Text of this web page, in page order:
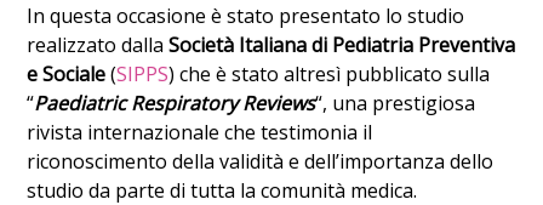
In questa occasione è stato presentato lo studio
realizzato dallaSocietà Italiana di Pediatria Preventiva
e Sociale(SIPPS) che è stato altresì pubblicato sulla
“Paediatric Respiratory Reviews“, una prestigiosa
rivista internazionale che testimonia il
riconoscimento della validità e dell’importanza dello
studio da parte di tutta la comunità medica.